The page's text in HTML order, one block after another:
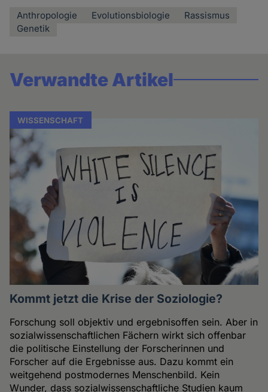
Anthropologie Evolutionsbiologie
Rassismus
Genetik
Verwandte Artikel
WISSENSCHAFT
Kommt jetzt die Krise der Soziologie?
Forschung soll objektiv und ergebnisoffen sein. Aber in
sozialwissenschaftlichen Fächern wirkt sich offenbar
die politische Einstellung der Forscherinnen und
Forscher auf die Ergebnisse aus. Dazu kommt ein
weitgehend postmodernes Menschenbild. Kein
Wunder, dass sozialwissenschaftliche Studien kaum